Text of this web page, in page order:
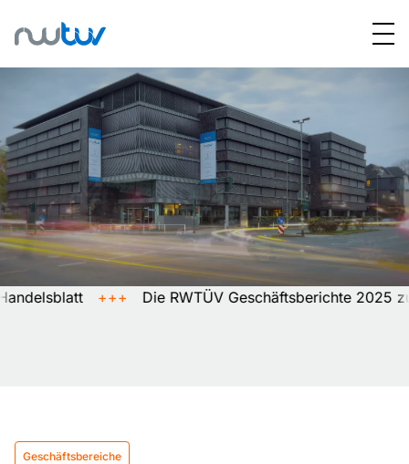
+++ Die RWTÜV Geschäftsberichte 2025 zum
Geschäftsbereiche